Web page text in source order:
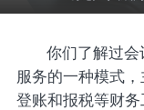
你们了解过
服务的一种模式
登账和报税等财